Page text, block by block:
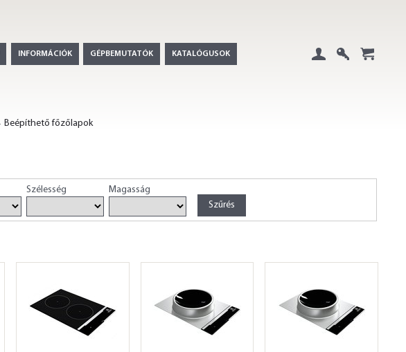
INFORMÁCIÓK GÉPBEMUTATÓK KATALÓGUSOK
Beépíthető főzőlapok
Szélesség Magasság